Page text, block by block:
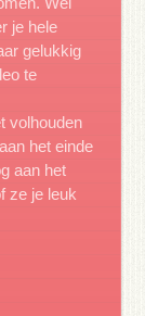
je hele
gelukkig
te
volhouden
het einde
aan het
ze je leuk